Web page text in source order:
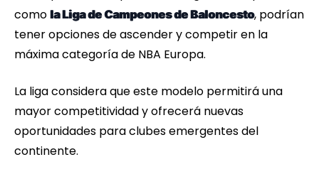
como la Liga de Campeones de Baloncesto, podrían
tener opciones de ascender y competir en la
máxima categoría de NBA Europa.
La liga considera que este modelo permitirá una
mayor competitividad y ofrecerá nuevas
oportunidades para clubes emergentes del
continente.